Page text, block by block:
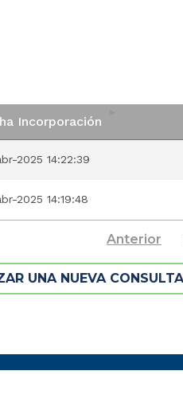
Incorporación
2025 14:22:39
2025 14:19:48
Anterior
UNA NUEVA CONSULTA